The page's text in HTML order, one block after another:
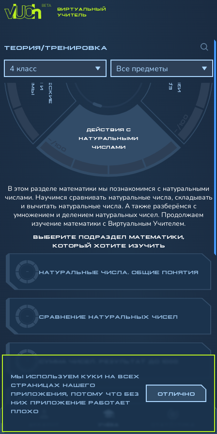
ВИРТУАЛЬНЫЙ
УЧИТЕЛЬ
4 класс Все предметы
ТЕОРИЯ/ТРЕНИРОВКА
-/100
Е
Д
И
Н
И
Ц
Ы
И
З
М
Е
Р
Е
Н
ИЯ
ДЕЙСТВИЯ С
НАТУРАЛЬНЫМИ
ЧИСЛАМИ
Г
Е
О
МЕ
Т
Р
И
Ч
Е
С
К
И
Е
ФИ
Г
У
Р
Ы
И
ДИА
Г
Р
А
М
М
Ы
- НАТУРАЛЬНЫЕ ЧИСЛА. ОБЩИЕ ПОНЯТИЯ
- СРАВНЕНИЕ НАТУРАЛЬНЫХ ЧИСЕЛ
- ПРОИЗВЕДЕНИЕ ЧИСЕЛ
ВЫБЕРИТЕ ПОДРАЗДЕЛ МАТЕМАТИКИ,
КОТОРЫЙ ХОТИТЕ ИЗУЧИТЬ
В этом разделе математики мы познакомимся с натуральными
числами. Научимся сравнивать натуральные числа, складывать
и вычитать натуральные числа. А также разберёмся с
умножением и делением натуральных чисел. Продолжаем
изучение математики с Виртуальным Учителем.
МЫ ИСПОЛЬЗУЕМ КУКИ НА ВСЕХ
СТРАНИЦАХ НАШЕГО
ПРИЛОЖЕНИЯ, ПОТОМУ ЧТО БЕЗ
НИХ ПРИЛОЖЕНИЕ РАБОТАЕТ
ПЛОХО
ОТЛИЧНО